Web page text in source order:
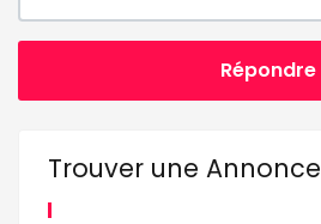
Répondre
Trouver une Annonce